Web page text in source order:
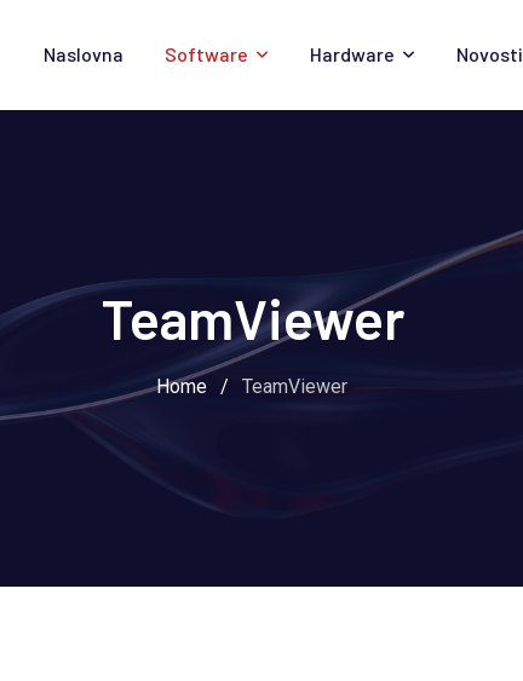
Naslovna Software Hardware Novosti
TeamViewer
Home / TeamViewer